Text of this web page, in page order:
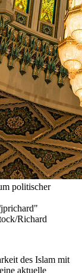
politischer
Richard
des Islam mit
aktuelle